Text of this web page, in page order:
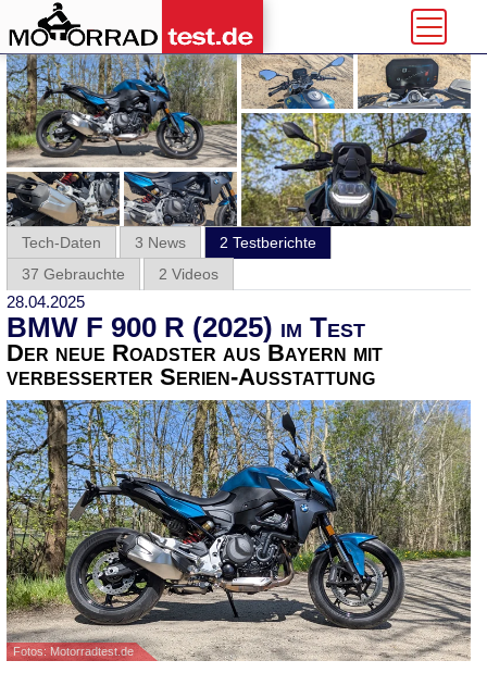
Tech-Daten 3 News
2 Testberichte
37 Gebrauchte
2 Videos
28.04.2025
BMW F 900 R (2025) im Test
Der neue Roadster aus Bayern mit
verbesserter Serien-Ausstattung
Fotos: Motorradtest.de